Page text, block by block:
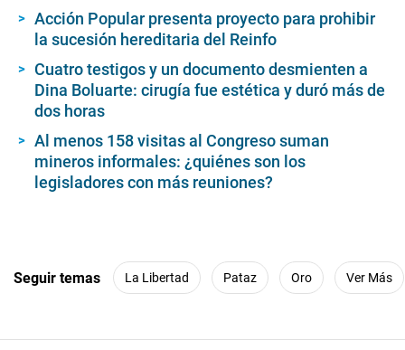
Acción Popular presenta proyecto para prohibir
la sucesión hereditaria del Reinfo
Cuatro testigos y un documento desmienten a
Dina Boluarte: cirugía fue estética y duró más de
dos horas
Al menos 158 visitas al Congreso suman
mineros informales: ¿quiénes son los
legisladores con más reuniones?
Seguir temas La Libertad Pataz Oro Ver Más